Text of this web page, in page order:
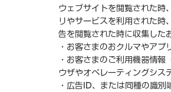
ウェブサイトを閲覧された時
リやサービスを利用された時
告を閲覧された時に収集した
・お客さまのおクルマやアプ
・お客さまのご利用機器情報
ウザやオペレーティングシス
・広告ID、または同種の識別